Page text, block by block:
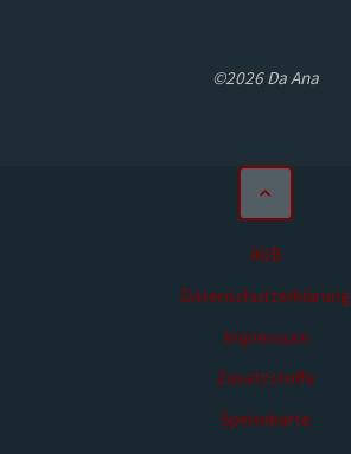
©2026 Da Ana
AGB
Datenschutzerklärung
Impressum
Zusatzstoffe
Speisekarte